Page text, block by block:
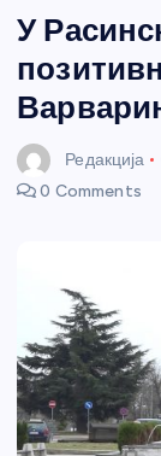
У
Редакција
0 Comments